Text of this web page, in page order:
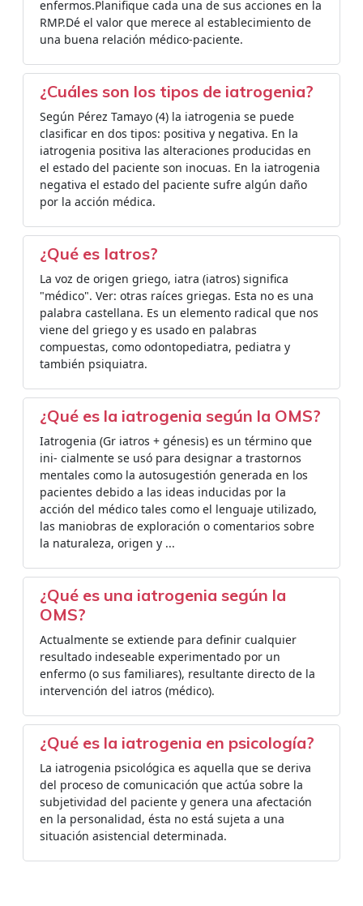
enfermos.Planifique cada una de sus acciones en la
RMP.Dé el valor que merece al establecimiento de
una buena relación médico-paciente.
¿Cuáles son los tipos de iatrogenia?
Según Pérez Tamayo (4) la iatrogenia se puede
clasificar en dos tipos: positiva y negativa. En la
iatrogenia positiva las alteraciones producidas en
el estado del paciente son inocuas. En la iatrogenia
negativa el estado del paciente sufre algún daño
por la acción médica.
¿Qué es Iatros?
La voz de origen griego, iatra (iatros) significa
"médico". Ver: otras raíces griegas. Esta no es una
palabra castellana. Es un elemento radical que nos
viene del griego y es usado en palabras
compuestas, como odontopediatra, pediatra y
también psiquiatra.
¿Qué es la iatrogenia según la OMS?
Iatrogenia (Gr iatros + génesis) es un término que
ini- cialmente se usó para designar a trastornos
mentales como la autosugestión generada en los
pacientes debido a las ideas inducidas por la
acción del médico tales como el lenguaje utilizado,
las maniobras de exploración o comentarios sobre
la naturaleza, origen y ...
¿Qué es una iatrogenia según la
OMS?
Actualmente se extiende para definir cualquier
resultado indeseable experimentado por un
enfermo (o sus familiares), resultante directo de la
intervención del iatros (médico).
¿Qué es la iatrogenia en psicología?
La iatrogenia psicológica es aquella que se deriva
del proceso de comunicación que actúa sobre la
subjetividad del paciente y genera una afectación
en la personalidad, ésta no está sujeta a una
situación asistencial determinada.